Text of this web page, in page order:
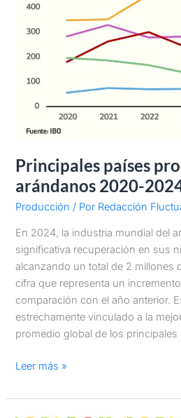
Principales países
arándanos 2020-
Producción / Por Redacción
En 2024, la industria mundial del
significativa recuperación en sus
alcanzando un total de 2 millones
cifra que representa un
comparación con el año anterior.
estrechamente vinculado a la
promedio global de los
Leer más »